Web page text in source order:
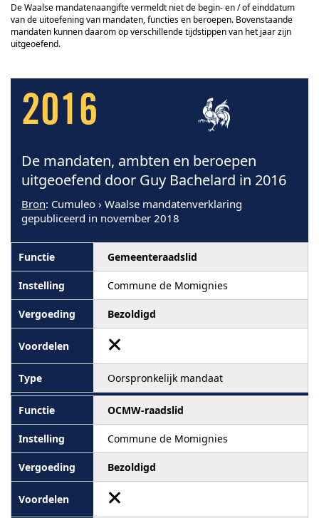
De Waalse mandatenaangifte vermeldt niet de begin- en / of einddatum
van de uitoefening van mandaten, functies en beroepen. Bovenstaande
mandaten kunnen daarom op verschillende tijdstippen van het jaar zijn
uitgeoefend.
2016
De mandaten, ambten en beroepen
uitgeoefend door Guy Bachelard in 2016
Bron: Cumuleo › Waalse mandatenverklaring
gepubliceerd in november 2018
Gemeenteraadslid
Commune de Momignies
Bezoldigd
Oorspronkelijk mandaat
OCMW-raadslid
Commune de Momignies
Bezoldigd